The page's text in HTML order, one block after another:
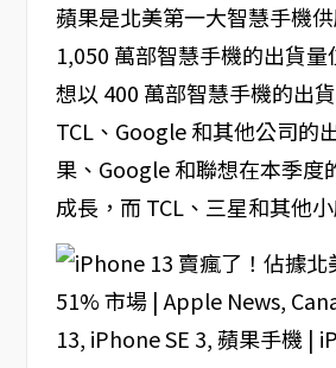
蘋果是北美第一大智慧手機
1,050 萬部智慧手機的出貨
想以 400 萬部智慧手機的出
TCL、Google 和其他公司的
果、Google 和聯想在本季度
成長，而 TCL、三星和其他